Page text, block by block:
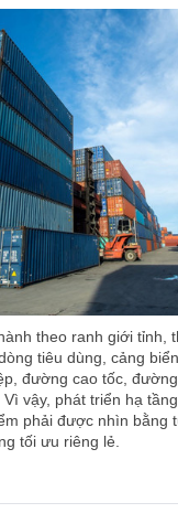
theo ranh giới tỉnh,
tiêu dùng, cảng
đường cao tốc,
vậy, phát triển hạ
phải được nhìn bằng
tối ưu riêng lẻ.